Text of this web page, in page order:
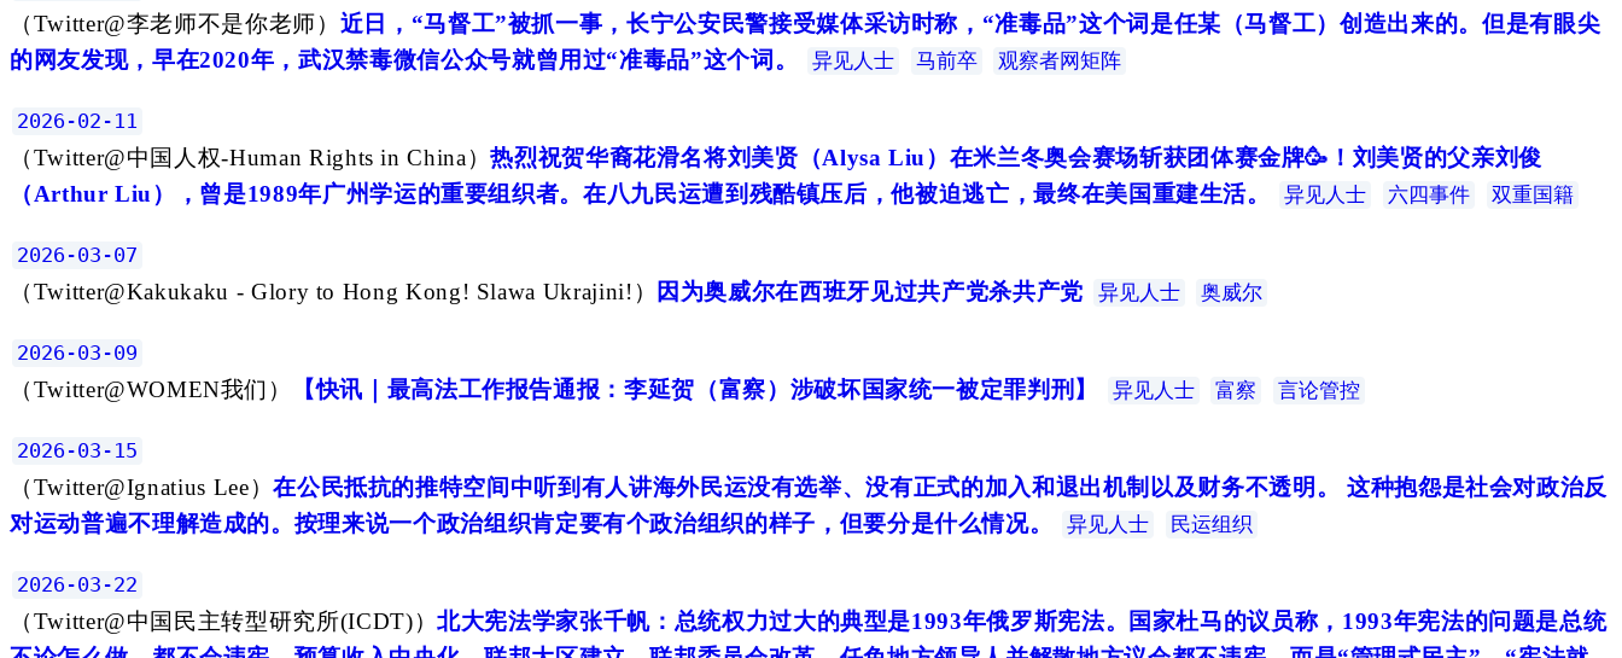
（Twitter@李老师不是你老师） 近日，“马督工”被抓一事，长宁公安民警接受媒体采访时称，“准毒品”这个词是任某（马督工）创造出来的。但是有眼尖
的网友发现，早在2020年，武汉禁毒微信公众号就曾用过“准毒品”这个词。
异见人士 马前卒 观察者网矩阵
2026-02-11
（Twitter@中国人权-Human Rights in China）热烈祝贺华裔花滑名将刘美贤（Alysa Liu）在米兰冬奥会赛场斩获团体赛金牌🥳！刘美贤的父亲刘俊
（Arthur Liu），曾是1989年广州学运的重要组织者。在八九民运遭到残酷镇压后，他被迫逃亡，最终在美国重建生活。
异见人士 六四事件 双重国籍
2026-03-07
（Twitter@Kakukaku - Glory to Hong Kong! Slawa Ukrajini! ） 因为奥威尔在西班牙见过共产党杀共产党 异见人士 奥威尔
2026-03-09
（Twitter@WOMEN我们 ） 【快讯｜最高法工作报告通报：李延贺（富察）涉破坏国家统一被定罪判刑】 异见人士 富察 言论管控
2026-03-15
（Twitter@Ignatius Lee）在公民抵抗的推特空间中听到有人讲海外民运没有选举、没有正式的加入和退出机制以及财务不透明。 这种抱怨是社会对政治反
对运动普遍不理解造成的。按理来说一个政治组织肯定要有个政治组织的样子，但要分是什么情况。
异见人士 民运组织
2026-03-22
（Twitter@中国民主转型研究所(ICDT)）北大宪法学家张千帆：总统权力过大的典型是1993年俄罗斯宪法。国家杜马的议员称，1993年宪法的问题是总统